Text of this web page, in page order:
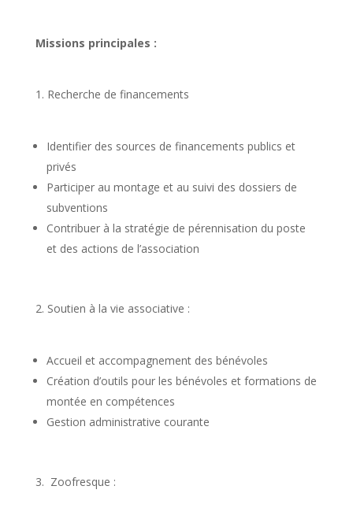
Missions principales :
1. Recherche de financements
Identifier des sources de financements publics et
privés
Participer au montage et au suivi des dossiers de
subventions
Contribuer à la stratégie de pérennisation du poste
et des actions de l’association
2. Soutien à la vie associative :
Accueil et accompagnement des bénévoles
Création d’outils pour les bénévoles et formations de
montée en compétences
Gestion administrative courante
3. Zoofresque :